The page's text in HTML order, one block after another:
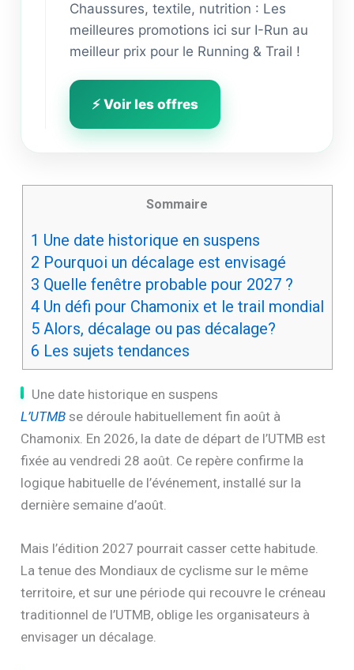
Chaussures, textile, nutrition : Les
meilleures promotions ici sur I-Run au
meilleur prix pour le Running & Trail !
⚡ Voir les offres
Sommaire
1 Une date historique en suspens
2 Pourquoi un décalage est envisagé
3 Quelle fenêtre probable pour 2027 ?
4Un défi pour Chamonix et le trail mondial
5Alors, décalage ou pas décalage?
6 Les sujets tendances
Une date historique en suspens
L’UTMBse déroule habituellement fin août à
Chamonix. En 2026, la date de départ de l’UTMB est
fixée au vendredi 28 août. Ce repère confirme la
logique habituelle de l’événement, installé sur la
dernière semaine d’août.
Mais l’édition 2027 pourrait casser cette habitude.
La tenue des Mondiaux de cyclisme sur le même
territoire, et sur une période qui recouvre le créneau
traditionnel de l’UTMB, oblige les organisateurs à
envisager un décalage.